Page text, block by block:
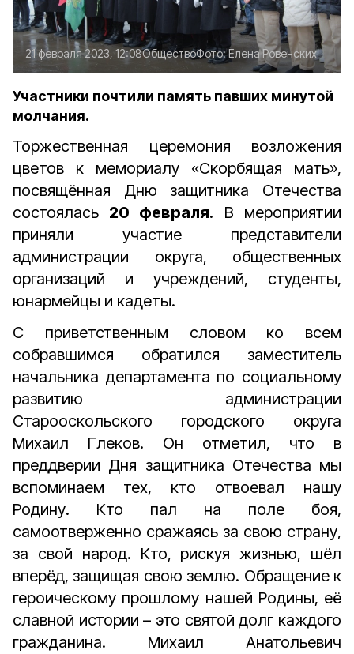
21 февраля 2023, 12:08ОбществоФото:Елена Ровенских
Участники почтили память павших минутой
молчания.
Торжественная церемония возложения
цветов к мемориалу «Скорбящая мать»,
посвящённая Дню защитника Отечества
состоялась 20 февраля. В мероприятии
приняли участие представители
администрации округа, общественных
организаций и учреждений, студенты,
юнармейцы и кадеты.
С приветственным словом ко всем
собравшимся обратился заместитель
начальника департамента по социальному
развитию администрации
Старооскольского городского округа
Михаил Глеков. Он отметил, что в
преддверии Дня защитника Отечества мы
вспоминаем тех, кто отвоевал нашу
Родину. Кто пал на поле боя,
самоотверженно сражаясь за свою страну,
за свой народ. Кто, рискуя жизнью, шёл
вперёд, защищая свою землю. Обращение к
героическому прошлому нашей Родины, её
славной истории – это святой долг каждого
гражданина. Михаил Анатольевич